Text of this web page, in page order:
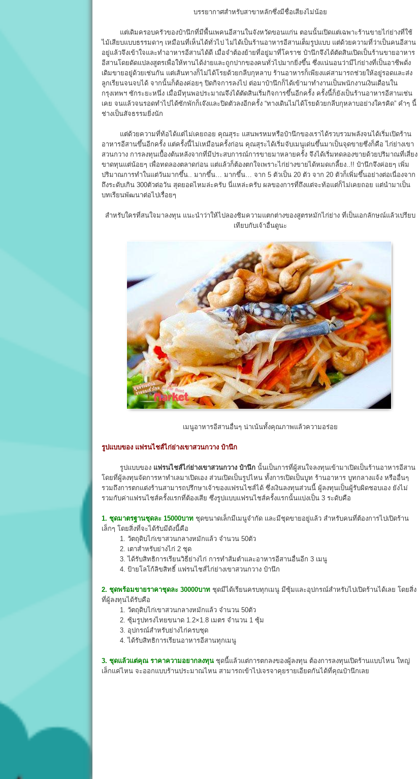
บรรยากาศสำหรับสาขาหลักซึ่งมีชื่อเสียงไม่น้อย
แต่เดิมครอบครัวของป๋านึกที่มีพื้นเพคนอีสานในจังหวัดขอนแก่น ตอนนั้นเปิดแต่เฉพาะร้านขายไก่ย่างที่ใช้
ไม้เสียบแบบธรรมดาๆ เหมือนที่เห็นได้ทั่วไป ไม่ได้เป็นร้านอาหารอีสานเต็มรูปแบบ แต่ด้วยความที่ว่าเป็นคนอีสาน
อยู่แล้วจึงเข้าใจและทำอาหารอีสานได้ดี เมื่อจำต้องย้ายที่อยู่มาที่โคราช ป๋านึกจึงได้ตัดสินเปิดเป็นร้านขายอาหาร
อีสานโดยดัดแปลงสูตรเพื่อให้ทานได้ง่ายและถูกปากของคนทั่วไปมากยิ่งขึ้น ซึ่งแน่นอนว่ามีไก่ย่างที่เป็นอาชีพดั่ง
เดิมขายอยู่ด้วยเช่นกัน แต่เส้นทางก็ไม่ได้โรยด้วยกลีบกุหลาบ ร้านอาหารก็เพียงแค่สามารถช่วยให้อยู่รอดและส่ง
ลูกเรียนจนจบได้ จากนั้นก็ต้องค่อยๆ ปิดกิจการลงไป ต่อมาป๋านึกก็ได้เข้ามาทำงานเป็นพนักงานเงินเดือนใน
กรุงเทพฯ ซักระยะหนึ่ง เมื่อมีทุนพอประมาณจึงได้ตัดสินเริ่มกิจการขึ้นอีกครั้ง ครั้งนี้ก็ยังเป็นร้านอาหารอีสานเช่น
เคย จนแล้วจนรอดทำไปได้ซักพักก็เจ๊งและปิดตัวลงอีกครั้ง “ทางเดินไม่ได้โรยด้วยกลีบกุหลาบอย่างใครคิด” คำๆ นี้
ช่างเป็นสัจธรรมยิ่งนัก
แต่ด้วยความที่ท้อได้แต่ไม่เคยถอย คุณสุระ แสนพรหมหรือป๋านึกของเราได้รวบรวมพลังจนได้เริ่มเปิดร้าน
อาหารอีสานขึ้นอีกครั้ง แต่ครั้งนี้ไม่เหมือนครั้งก่อน คุณสุระได้เริ่มจับเมนูเด่นขึ้นมาเป็นจุดขายซึ่งก็คือ ไก่ย่างเขา
สวนกวาง การลงทุนเบื้องต้นหลังจากที่มีประสบการณ์การขายมาหลายครั้ง จึงได้เริ่มทดลองขายด้วยปริมาณที่เสี่ยง
ขาดทุนแต่น้อยๆ เพื่อทดลองตลาดก่อน แต่แล้วก็ต้องตกใจเพราะไก่ย่างขายได้หมดเกลี้ยง..!! ป๋านึกจึงค่อยๆ เพิ่ม
ปริมาณการทำในแต่วันมากขึ้น.. มากขึ้น… มากขึ้น… จาก 5 ตัวเป็น 20 ตัว จาก 20 ตัวก็เพิ่มขึ้นอย่างต่อเนื่องจาก
ถึงระดับเกิน 300ตัวต่อวัน สุดยอดไหมล่ะครับ นี่แหล่ะครับ ผลของการที่ถึงแต่จะท้อแต่ก็ไม่เคยถอย แต่นำมาเป็น
บทเรียนพัฒนาต่อไปเรื่อยๆ
สำหรับใครที่สนใจมาลงทุน แนะนำว่าให้ไปลองชิมความแตกต่างของสูตรหมักไก่ย่าง ที่เป็นเอกลักษณ์แล้วเปรียบ
เทียบกับเจ้าอื่นดูนะ
เมนูอาหารอีสานอื่นๆ น่าเน้นทั้งคุณภาพแล้วความอร่อย
รูปแบบของ แฟรนไชส์ไก่ย่างเขาสวนกวาง ป๋านึก
รูปแบบของ แฟรนไชส์ไก่ย่างเขาสวนกวาง ป๋านึก นั้นเป็นการที่ผู้สนใจลงทุนเข้ามาเปิดเป็นร้านอาหารอีสาน
โดยที่ผู้ลงทุนจัดการหาทำเลมาเปิดเอง ส่วนเปิดเป็นรูปไหน ทั้งการเปิดเป็นบูท ร้านอาหาร บูทกลางแจ้ง หรืออื่นๆ
รวมถึงการตกแต่งร้านสามารถปรึกษาเจ้าของแฟรนไชส์ได้ ซึ่งเงินลงทุนส่วนนี้ ผู้ลงทุนเป็นผู้รับผิดชอบเอง ยังไม่
รวมกับค่าแฟรนไชส์ครั้งแรกที่ต้องเสีย ซึ่งรูปแบบแฟรนไชส์ครั้งแรกนั้นแบ่งเป็น 3 ระดับคือ
1. ชุดมาตรฐานชุดละ 15000บาท ชุดขนาดเล็กมีเมนูจำกัด และมีชุดขายอยู่แล้ว สำหรับคนที่ต้องการไปเปิดร้าน
เล็กๆ โดยสิ่งที่จะได้รับมีดังนี้คือ
1. วัตถุดิบไก่เขาสวนกลางหมักแล้ว จำนวน 50ตัว
2. เตาสำหรับย่างไก่ 2 ชุด
3. ได้รับสิทธิการเรียนวิธีย่างไก่ การทำส้มตำและอาหารอีสานอื่นอีก 3 เมนู
4. ป้ายโลโก้ลิขสิทธิ์ แฟรนไชส์ไก่ย่างเขาสวนกวาง ป๋านึก
2. ชุดพร้อมขายราคาชุดละ 30000บาท ชุดมีได้เรียนครบทุกเมนู มีซุ้มและอุปกรณ์สำหรับไปเปิดร้านได้เลย โดยสิ่ง
ที่ผู้ลงทุนได้รับคือ
1. วัตถุดิบไก่เขาสวนกลางหมักแล้ว จำนวน 50ตัว
2. ซุ้มรูปทรงไทยขนาด 1.2×1.8 เมตร จำนวน 1 ซุ้ม
3. อุปกรณ์สำหรับย่างไก่ครบชุด
4. ได้รับสิทธิการเรียนอาหารอีสานทุกเมนู
3. ชุดแล้วแต่คุณ ราคาความอยากลงทุน ชุดนี้แล้วแต่การตกลงของผู้ลงทุน ต้องการลงทุนเปิดร้านแบบไหน ใหญ่
เล็กแค่ไหน จะออกแบบร้านประมาณไหน สามารถเข้าไปเจรจาคุยรายเอียดกันได้ที่คุณป๋านึกเลย